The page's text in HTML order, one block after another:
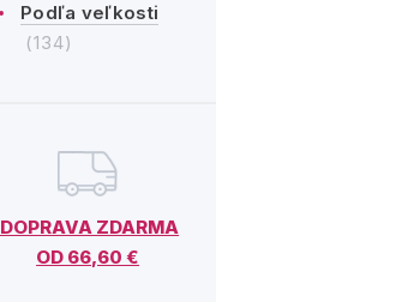
Podľa veľkosti
(134)
DOPRAVA ZDARMA
OD 66,60 €